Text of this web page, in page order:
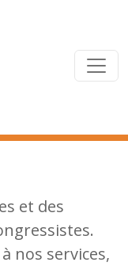
et des
nos services,